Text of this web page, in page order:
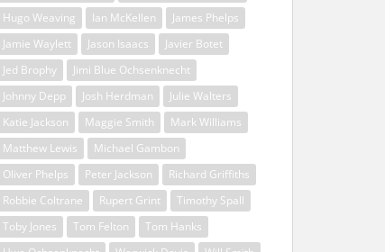
Hugo Weaving
Ian McKellen
James Phelps
Jamie Waylett
Jason Isaacs
Javier Botet
Jed Brophy
Jimi Blue Ochsenknecht
Johnny Depp
Josh Herdman
Julie Walters
Katie Jackson
Maggie Smith
Mark Williams
Matthew Lewis
Michael Gambon
Oliver Phelps
Peter Jackson
Richard Griffiths
Robbie Coltrane
Rupert Grint
Timothy Spall
Toby Jones
Tom Felton
Tom Hanks